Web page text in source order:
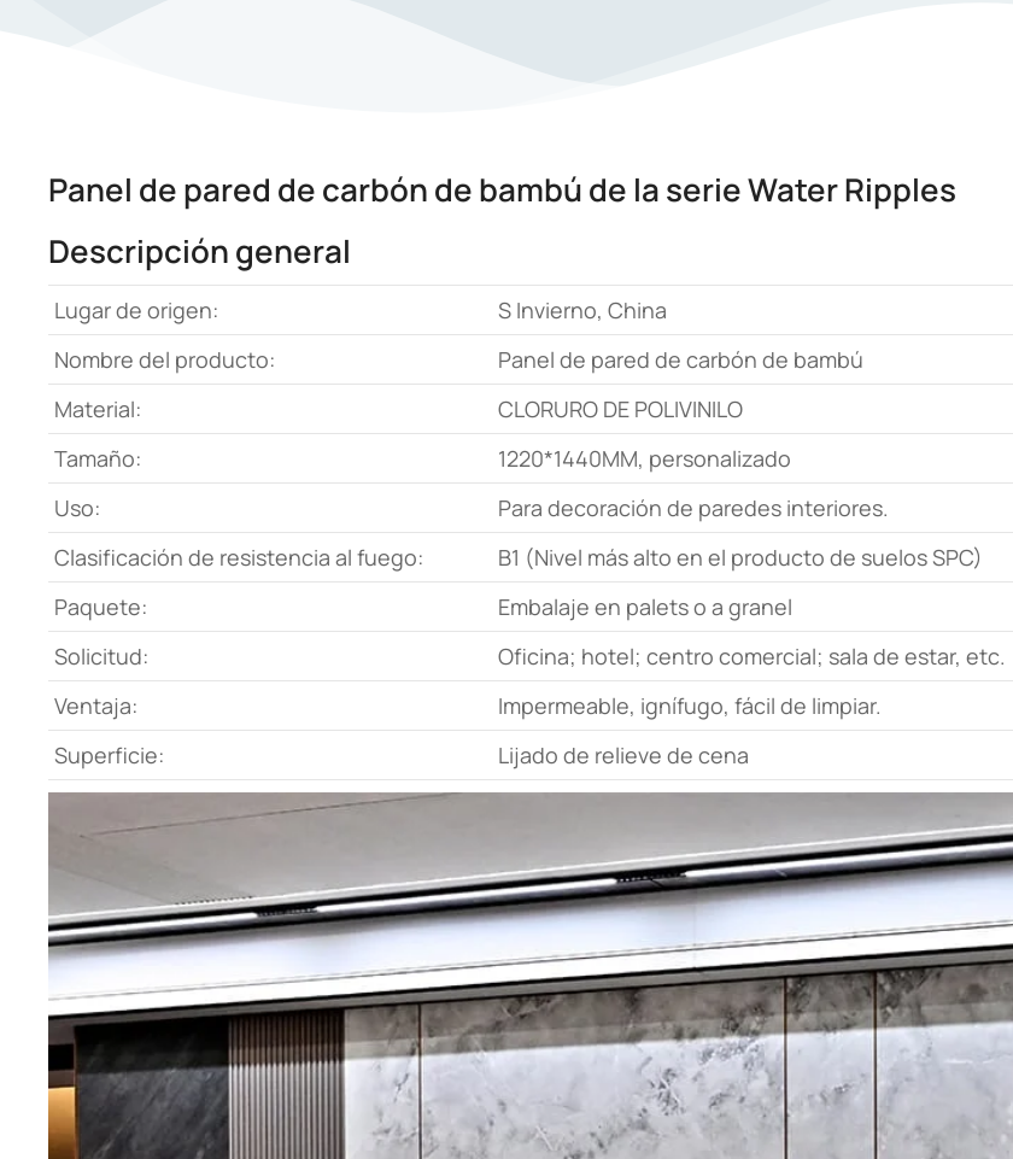
Panel de pared de carbón de bambú de la serie Water Ripples
Descripción general
Lugar de origen:
S Invierno, China
Nombre del producto:
Panel de pared de carbón de bambú
Material:
CLORURO DE POLIVINILO
Tamaño:
1220*1440MM, personalizado
Uso:
Para decoración de paredes interiores.
Clasificación de resistencia al fuego:
B1 (Nivel más alto en el producto de suelos SPC)
Paquete:
Embalaje en palets o a granel
Solicitud:
Oficina; hotel; centro comercial; sala de estar, etc.
Ventaja:
Impermeable, ignífugo, fácil de limpiar.
Superficie:
Lijado de relieve de cena